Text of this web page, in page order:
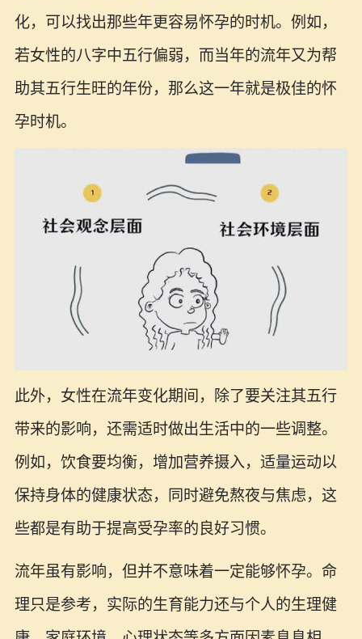
化，可以找出那些年更容易怀孕的时机。例如，
若女性的八字中五行偏弱，而当年的流年又为帮
助其五行生旺的年份，那么这一年就是极佳的怀
孕时机。
此外，女性在流年变化期间，除了要关注其五行
带来的影响，还需适时做出生活中的一些调整。
例如，饮食要均衡，增加营养摄入，适量运动以
保持身体的健康状态，同时避免熬夜与焦虑，这
些都是有助于提高受孕率的良好习惯。
流年虽有影响，但并不意味着一定能够怀孕。命
理只是参考，实际的生育能力还与个人的生理健